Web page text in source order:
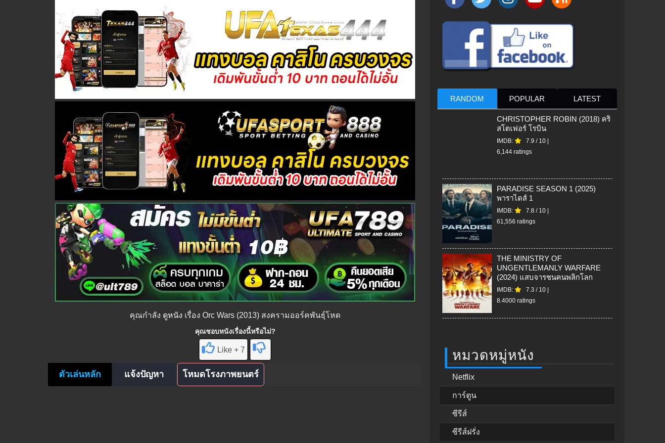
คุณกำลัง ดูหนัง เรื่อง Orc Wars (2013) สงครามออร์คพันธุ์โหด
คุณชอบหนังเรื่องนี้หรือไม่?
Like + 7
ตัวเล่นหลัก แจ้งปัญหา โหมดโรงภาพยนตร์
RANDOM POPULAR LATEST
CHRISTOPHER ROBIN (2018) คริ
สโตเฟอร์ โรบิน
IMDB: 7.9 / 10
6,144 ratings
PARADISE SEASON 1 (2025)
พาราไดส์ 1
IMDB: 7.8 / 10
61,556 ratings
THE MINISTRY OF
UNGENTLEMANLY WARFARE
(2024) แสบจารชนคนพลิกโลก
IMDB: 7.3 / 10
8.4000 ratings
หมวดหมู่หนัง
Netflix
การ์ตูน
ซีรีส์
ซีรีส์ฝรั่ง